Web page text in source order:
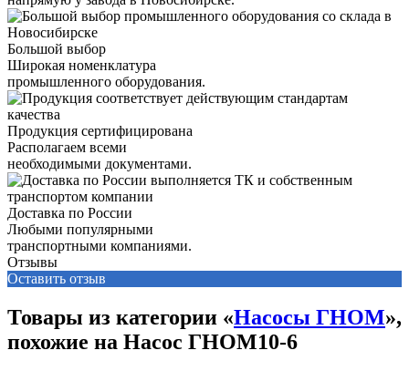
Большой выбор
Широкая номенклатура
промышленного оборудования.
Продукция сертифицирована
Располагаем всеми
необходимыми документами.
Доставка по России
Любыми популярными
транспортными компаниями.
Отзывы
Оставить отзыв
Товары из категории «Насосы ГНОМ»,
похожие на Насос ГНОМ10-6